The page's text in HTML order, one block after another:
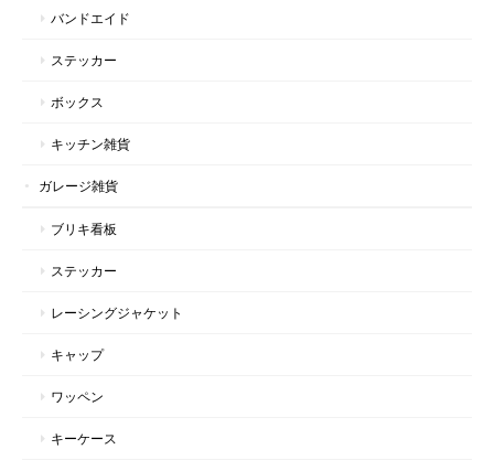
バンドエイド
ステッカー
ボックス
キッチン雑貨
ガレージ雑貨
ブリキ看板
ステッカー
レーシングジャケット
キャップ
ワッペン
キーケース